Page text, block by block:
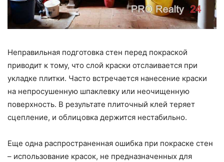
Неправильная подготовка стен перед покраской
приводит к тому, что слой краски отслаивается при
укладке плитки. Часто встречается нанесение краски
на непросушенную шпаклевку или неочищенную
поверхность. В результате плиточный клей теряет
сцепление, и облицовка держится нестабильно.
Еще одна распространенная ошибка при покраске стен
– использование красок, не предназначенных для